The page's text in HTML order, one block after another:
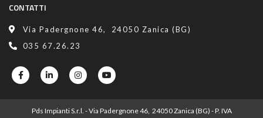
CONTATTI
Via Padergnone 46, 24050 Zanica (BG)
035 67.26.23
Pds Impianti S.r.l. - Via Padergnone 46, 24050 Zanica (BG) - P. IVA